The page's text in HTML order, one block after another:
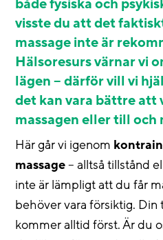
både fysiska och
visste du att det
massage inte är
Hälsoresurs värnar vi
lägen – därför vill vi
det kan vara bättre att
massagen eller till och
Här går vi igenom
massage– alltså tillstånd
inte är lämpligt att du får
behöver vara försiktig.
kommer alltid först. Är du